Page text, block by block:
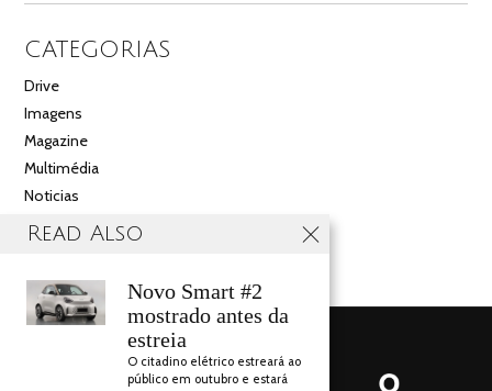
CATEGORIAS
Drive
Imagens
Magazine
Multimédia
Noticias
Salão
Read Also
Novo Smart #2
mostrado antes da
estreia
O citadino elétrico estreará ao
público em outubro e estará